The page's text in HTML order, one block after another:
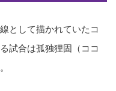
として描かれていたコ
試合は孤独狸固（ココ